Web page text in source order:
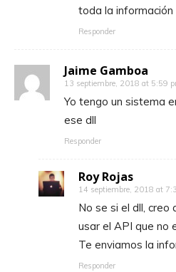
toda la información
Responder
Jaime Gamboa
13 septiembre, 2018 at 5:59
Yo tengo un sistema
ese dll
Responder
Roy Rojas
14 septiembre, 2018 at
No se si el dll, creo
usar el API que no
Te enviamos la
Responder